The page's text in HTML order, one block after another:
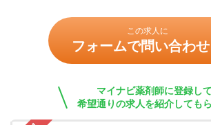
この求人に
フォームで問い合わ
マイナビ薬剤師に登録して
希望通りの求人を紹介しても